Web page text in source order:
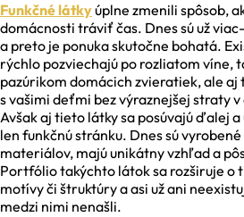
Funkčné látkyúplne zmenili spôsob,
domácnosti tráviť čas. Dnes sú už
a preto je ponuka skutočne bohatá.
rýchlo pozviechajú po rozliatom víne,
pazúrikom domácich zvieratiek, ale
s vašimi deťmi bez výraznejšej straty
Avšak aj tieto látky sa posúvajú ďalej
len funkčnú stránku. Dnes sú
materiálov, majú unikátny vzhľad a
Portfólio takýchto látok sa rozširuje o
motívy či štruktúry a asi už ani
medzi nimi nenašli.